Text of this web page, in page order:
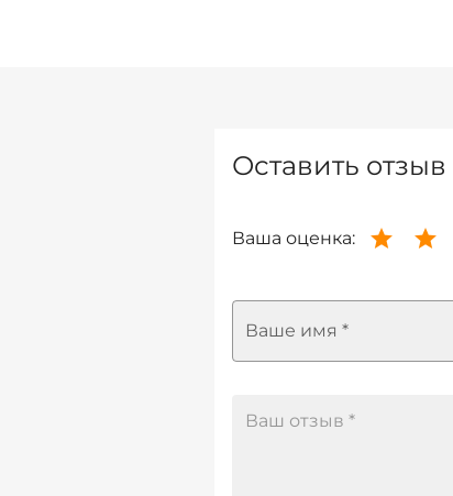
Оставить отзыв
Ваша оценка:
Ваше имя *